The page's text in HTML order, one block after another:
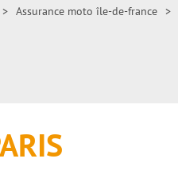
> Assurance moto île-de-france >